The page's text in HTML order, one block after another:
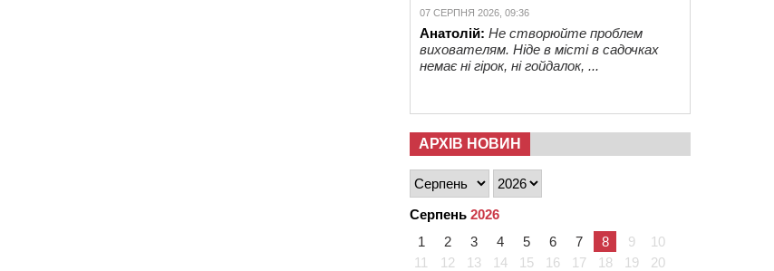
07 СЕРПНЯ 2026, 09:36
Анатолій: Не створюйте проблем
вихователям. Ніде в місті в садочках
немає ні гірок, ні гойдалок, ...
АРХІВ НОВИН
Серпень 2026
1
2 3 4 5 6 7 8 9
10
11
12 13 14 15 16 17 18 19 20